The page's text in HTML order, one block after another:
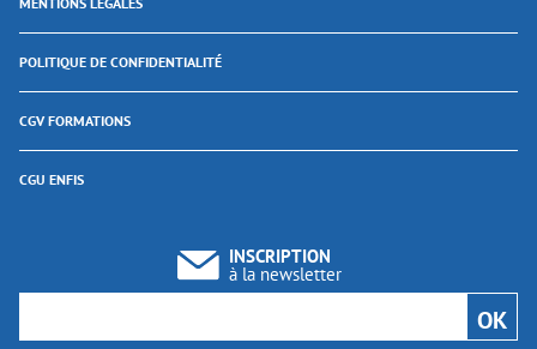
POLITIQUE DE CONFIDENTIALITÉ
CGV FORMATIONS
CGU ENFIS
INSCRIPTION
à la newsletter